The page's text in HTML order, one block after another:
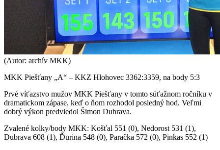
(Autor: archív MKK)
MKK Piešťany „A“ – KKZ Hlohovec 3362:3359, na body 5:3
Prvé víťazstvo mužov MKK Piešťany v tomto súťažnom ročníku v
dramatickom zápase, keď o ňom rozhodol posledný hod. Veľmi
dobrý výkon predviedol Šimon Dubrava.
Zvalené kolky/body MKK: Košťal 551 (0), Nedorost 531 (1),
Dubrava 608 (1), Ďurina 548 (0), Paračka 572 (0), Pinkas 552 (1)